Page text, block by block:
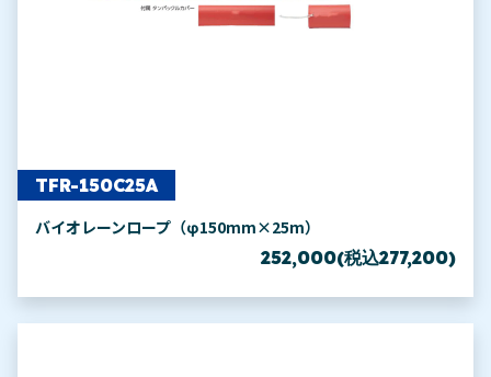
TFR-150C25A
バイオレーンロープ（φ150mm×25m）
252,000(税込277,200)